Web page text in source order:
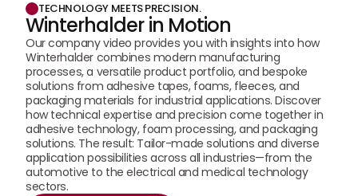
TECHNOLOGY MEETS PRECISION.
Winterhalder in Motion
Our company video provides you with insights into how
Winterhalder combines modern manufacturing
processes, a versatile product portfolio, and bespoke
solutions from adhesive tapes, foams, fleeces, and
packaging materials for industrial applications. Discover
how technical expertise and precision come together in
adhesive technology, foam processing, and packaging
solutions. The result: Tailor-made solutions and diverse
application possibilities across all industries—from the
automotive to the electrical and medical technology
sectors.